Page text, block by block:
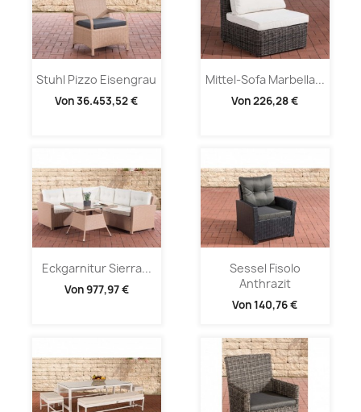
Stuhl Pizzo Eisengrau
Von36.453,52 €
Mittel-Sofa Marbella...
Von226,28 €
Eckgarnitur Sierra...
Von977,97 €
Sessel Fisolo
Anthrazit
Von140,76 €